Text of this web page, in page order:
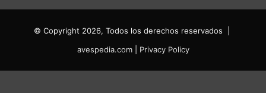
© Copyright 2026, Todos los derechos reservados |
avespedia.com| Privacy Policy